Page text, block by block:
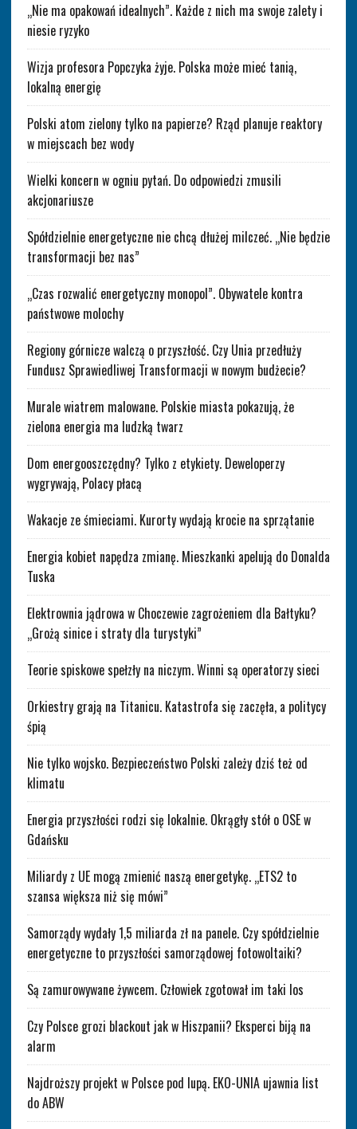
„Nie ma opakowań idealnych”. Każde z nich ma swoje zalety i
niesie ryzyko
Wizja profesora Popczyka żyje. Polska może mieć tanią,
lokalną energię
Polski atom zielony tylko na papierze? Rząd planuje reaktory
w miejscach bez wody
Wielki koncern w ogniu pytań. Do odpowiedzi zmusili
akcjonariusze
Spółdzielnie energetyczne nie chcą dłużej milczeć. „Nie będzie
transformacji bez nas”
„Czas rozwalić energetyczny monopol”. Obywatele kontra
państwowe molochy
Regiony górnicze walczą o przyszłość. Czy Unia przedłuży
Fundusz Sprawiedliwej Transformacji w nowym budżecie?
Murale wiatrem malowane. Polskie miasta pokazują, że
zielona energia ma ludzką twarz
Dom energooszczędny? Tylko z etykiety. Deweloperzy
wygrywają, Polacy płacą
Wakacje ze śmieciami. Kurorty wydają krocie na sprzątanie
Energia kobiet napędza zmianę. Mieszkanki apelują do Donalda
Tuska
Elektrownia jądrowa w Choczewie zagrożeniem dla Bałtyku?
„Grożą sinice i straty dla turystyki”
Teorie spiskowe spełzły na niczym. Winni są operatorzy sieci
Orkiestry grają na Titanicu. Katastrofa się zaczęła, a politycy
śpią
Nie tylko wojsko. Bezpieczeństwo Polski zależy dziś też od
klimatu
Energia przyszłości rodzi się lokalnie. Okrągły stół o OSE w
Gdańsku
Miliardy z UE mogą zmienić naszą energetykę. „ETS2 to
szansa większa niż się mówi”
Samorządy wydały 1,5 miliarda zł na panele. Czy spółdzielnie
energetyczne to przyszłości samorządowej fotowoltaiki?
Są zamurowywane żywcem. Człowiek zgotował im taki los
Czy Polsce grozi blackout jak w Hiszpanii? Eksperci biją na
alarm
Najdroższy projekt w Polsce pod lupą. EKO-UNIA ujawnia list
do ABW